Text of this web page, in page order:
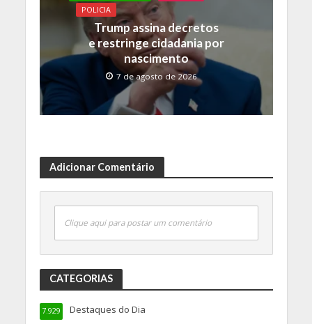
POLICIA
Trump assina decretos
e restringe cidadania por
nascimento
7 de agosto de 2026
Adicionar Comentário
Clique aqui para postar um comentário
CATEGORIAS
Destaques do Dia
7.929